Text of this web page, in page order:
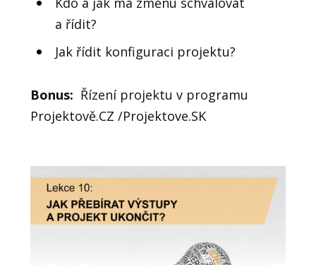
a řídit?
Jak řídit konfiguraci projektu?
Bonus: Řízení projektu v programu
Projektově.CZ /Projektove.SK